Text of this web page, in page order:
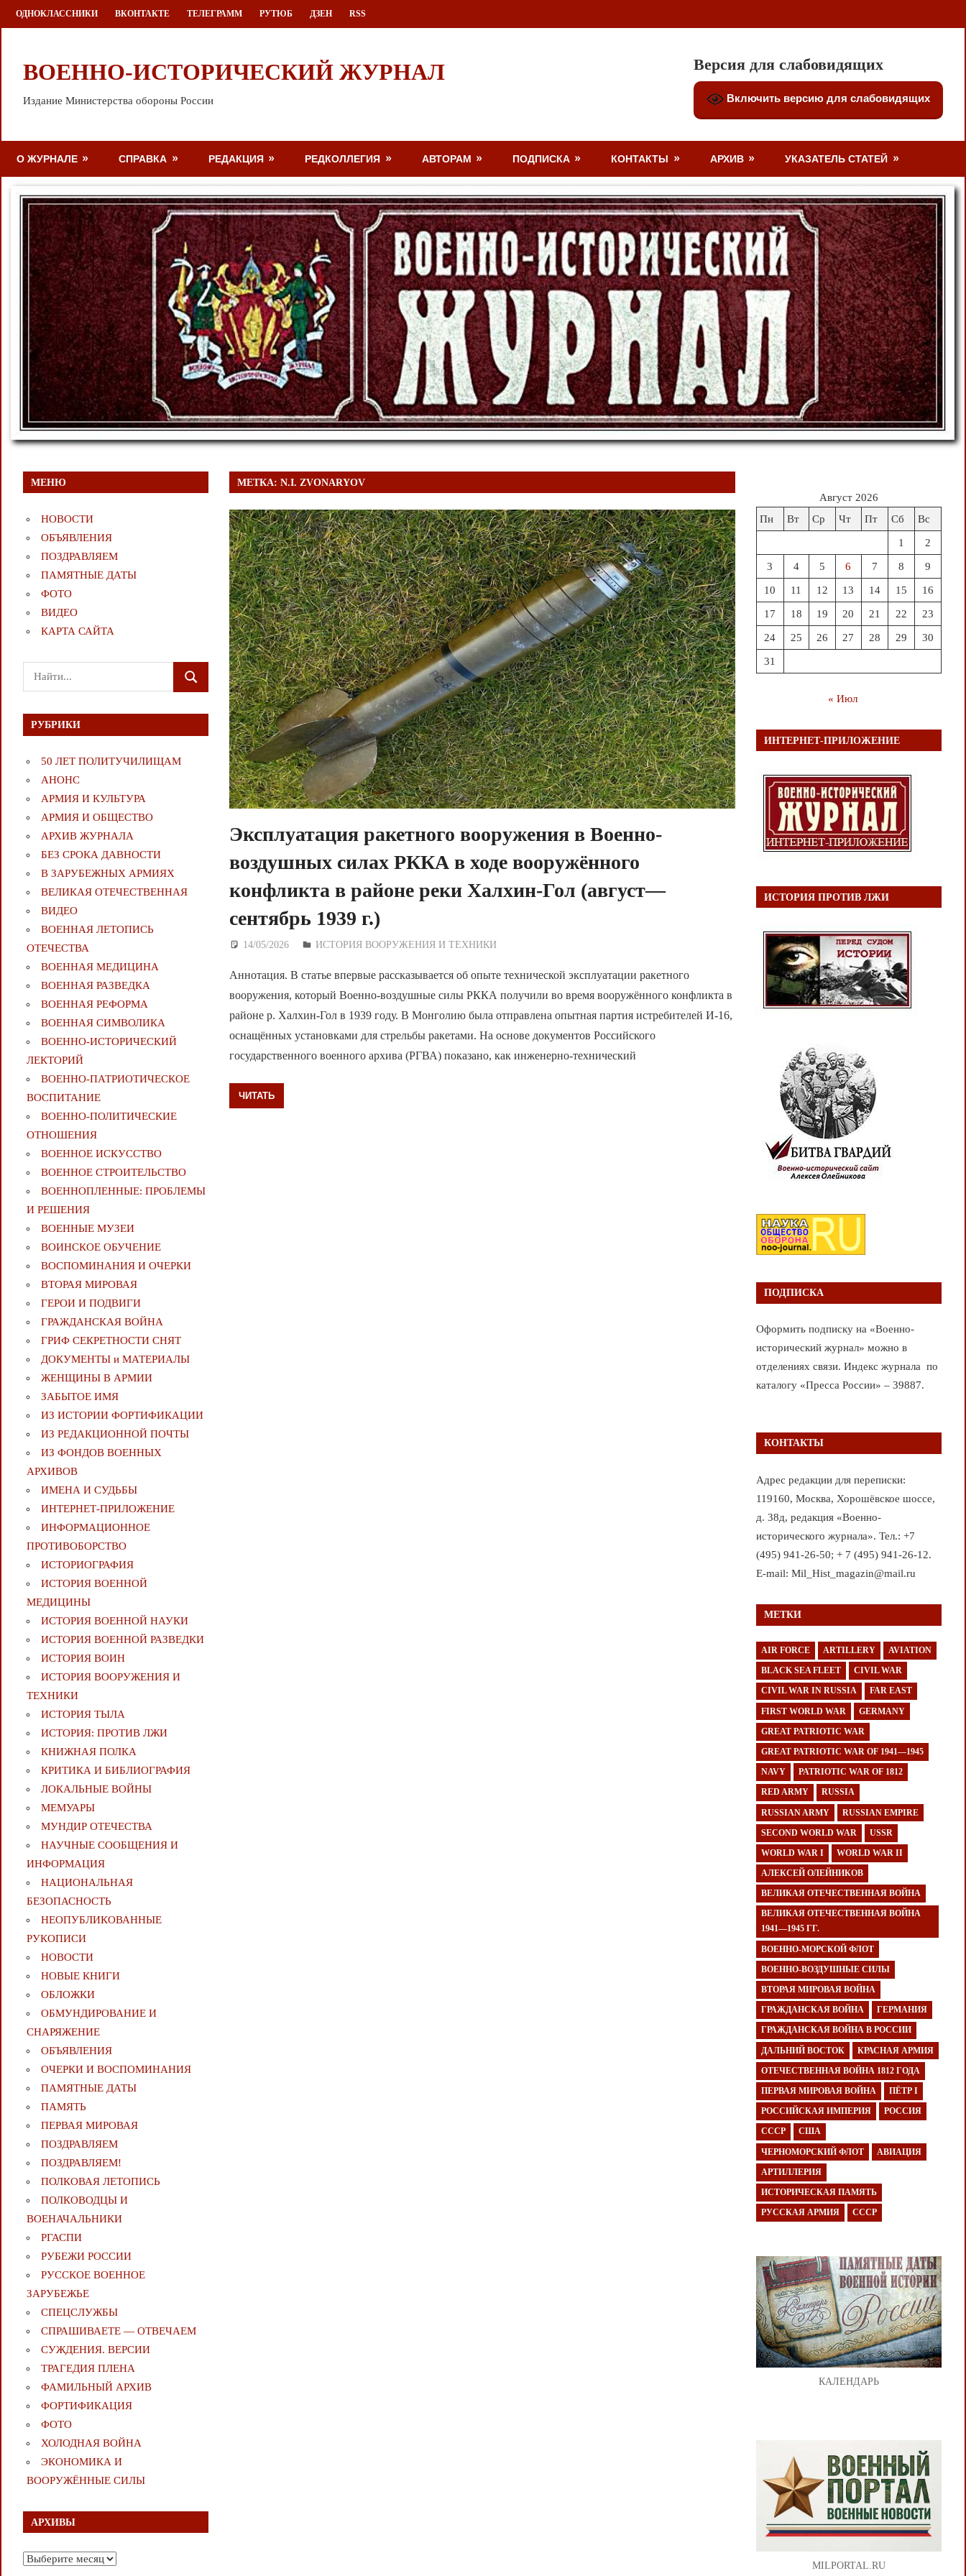
Перейти
к
ОДНОКЛАССНИКИ ВКОНТАКТЕ ТЕЛЕГРАММ РУТЮБ ДЗЕН RSS
ВОЕННО-ИСТОРИЧЕСКИЙ ЖУРНАЛ
Издание Министерства обороны России
Версия для слабовидящих
Включить версию для слабовидящих
О ЖУРНАЛЕ СПРАВКА РЕДАКЦИЯ РЕДКОЛЛЕГИЯ АВТОРАМ ПОДПИСКА КОНТАКТЫ АРХИВ УКАЗАТЕЛЬ СТАТЕЙ
МЕТКА:N.I. ZVONARYOV
Эксплуатация ракетного вооружения в Военно-
воздушных силах РККА в ходе вооружённого
конфликта в районе реки Халхин-Гол (август—
сентябрь 1939 г.)
14/05/2026 Дежурный по Редакции
ИСТОРИЯ ВООРУЖЕНИЯ И ТЕХНИКИ
Аннотация. В статье впервые рассказывается об опыте технической эксплуатации ракетного
вооружения, который Военно-воздушные силы РККА получили во время вооружённого конфликта в
районе р. Халхин-Гол в 1939 году. В Монголию была отправлена опытная партия истребителей И-16,
оснащённых установками для стрельбы ракетами. На основе документов Российского
государственного военного архива (РГВА) показано, как инженерно-технический
ЧИТАТЬ
МЕНЮ
НОВОСТИ
ОБЪЯВЛЕНИЯ
ПОЗДРАВЛЯЕМ
ПАМЯТНЫЕ ДАТЫ
ФОТО
ВИДЕО
КАРТА САЙТА
Поиск
для:
ПОИСК
РУБРИКИ
50 ЛЕТ ПОЛИТУЧИЛИЩАМ
АНОНС
АРМИЯ И КУЛЬТУРА
АРМИЯ И ОБЩЕСТВО
АРХИВ ЖУРНАЛА
БЕЗ СРОКА ДАВНОСТИ
В ЗАРУБЕЖНЫХ АРМИЯХ
ВЕЛИКАЯ ОТЕЧЕСТВЕННАЯ
ВИДЕО
ВОЕННАЯ ЛЕТОПИСЬ
ОТЕЧЕСТВА
ВОЕННАЯ МЕДИЦИНА
ВОЕННАЯ РАЗВЕДКА
ВОЕННАЯ РЕФОРМА
ВОЕННАЯ СИМВОЛИКА
ВОЕННО-ИСТОРИЧЕСКИЙ
ЛЕКТОРИЙ
ВОЕННО-ПАТРИОТИЧЕСКОЕ
ВОСПИТАНИЕ
ВОЕННО-ПОЛИТИЧЕСКИE
ОТНОШЕНИЯ
ВОЕННОЕ ИСКУССТВО
ВОЕННОЕ СТРОИТЕЛЬСТВО
ВОЕННОПЛЕННЫЕ: ПРОБЛЕМЫ
И РЕШЕНИЯ
ВОЕННЫЕ МУЗЕИ
ВОИНСКОЕ ОБУЧЕНИЕ
ВОСПОМИНАНИЯ И ОЧЕРКИ
ВТОРАЯ МИРОВАЯ
ГЕРОИ И ПОДВИГИ
ГРАЖДАНСКАЯ ВОЙНА
ГРИФ СЕКРЕТНОСТИ СНЯТ
ДОКУМЕНТЫ и МАТЕРИАЛЫ
ЖЕНЩИНЫ В АРМИИ
ЗАБЫТОЕ ИМЯ
ИЗ ИСТОРИИ ФОРТИФИКАЦИИ
ИЗ РЕДАКЦИОННОЙ ПОЧТЫ
ИЗ ФОНДОВ ВОЕННЫХ
АРХИВОВ
ИМЕНА И СУДЬБЫ
ИНТЕРНЕТ-ПРИЛОЖЕНИЕ
ИНФОРМАЦИОННОЕ
ПРОТИВОБОРСТВО
ИСТОРИОГРАФИЯ
ИСТОРИЯ ВОЕННОЙ
МЕДИЦИНЫ
ИСТОРИЯ ВОЕННОЙ НАУКИ
ИСТОРИЯ ВОЕННОЙ РАЗВЕДКИ
ИСТОРИЯ ВОИН
ИСТОРИЯ ВООРУЖЕНИЯ И
ТЕХНИКИ
ИСТОРИЯ ТЫЛА
ИСТОРИЯ: ПРОТИВ ЛЖИ
КНИЖНАЯ ПОЛКА
КРИТИКА И БИБЛИОГРАФИЯ
ЛОКАЛЬНЫЕ ВОЙНЫ
МЕМУАРЫ
МУНДИР ОТЕЧЕСТВА
НАУЧНЫЕ СООБЩЕНИЯ И
ИНФОРМАЦИЯ
НАЦИОНАЛЬНАЯ
БЕЗОПАСНОСТЬ
НЕОПУБЛИКОВАННЫЕ
РУКОПИСИ
НОВОСТИ
НОВЫЕ КНИГИ
ОБЛОЖКИ
ОБМУНДИРОВАНИЕ И
СНАРЯЖЕНИЕ
ОБЪЯВЛЕНИЯ
ОЧЕРКИ И ВОСПОМИНАНИЯ
ПАМЯТНЫЕ ДАТЫ
ПАМЯТЬ
ПЕРВАЯ МИРОВАЯ
ПОЗДРАВЛЯЕМ
ПОЗДРАВЛЯЕМ!
ПОЛКОВАЯ ЛЕТОПИСЬ
ПОЛКОВОДЦЫ И
ВОЕНАЧАЛЬНИКИ
РГАСПИ
РУБЕЖИ РОССИИ
РУССКОЕ ВОЕННОЕ
ЗАРУБЕЖЬЕ
СПЕЦСЛУЖБЫ
СПРАШИВАЕТЕ — ОТВЕЧАЕМ
СУЖДЕНИЯ. ВЕРСИИ
ТРАГЕДИЯ ПЛЕНА
ФАМИЛЬНЫЙ АРХИВ
ФОРТИФИКАЦИЯ
ФОТО
ХОЛОДНАЯ ВОЙНА
ЭКОНОМИКА И
ВООРУЖЁННЫЕ СИЛЫ
АРХИВЫ
Архивы
Август 2026
Пн
Вт Ср Чт Пт Сб Вс
1 2
3 4 5 6 7 8 9
10 11 12 13 14 15 16
17 18 19 20 21 22 23
24 25 26 27 28 29 30
31
« Июл
ИНТЕРНЕТ-ПРИЛОЖЕНИЕ
ИСТОРИЯ ПРОТИВ ЛЖИ
ПОДПИСКА
Оформить подписку на «Военно-
исторический журнал» можно в
отделениях связи. Индекс журнала по
каталогу «Пресса России» – 39887.
КОНТАКТЫ
Адрес редакции для переписки:
119160, Москва, Хорошёвское шоссе,
д. 38д, редакция «Военно-
исторического журнала». Тел.: +7
(495) 941-26-50; + 7 (495) 941-26-12.
E-mail: Mil_Hist_magazin@mail.ru
МЕТКИ
AIR FORCE ARTILLERY AVIATION
BLACK SEA FLEET CIVIL WAR
CIVIL WAR IN RUSSIA FAR EAST
FIRST WORLD WAR GERMANY
GREAT PATRIOTIC WAR
GREAT PATRIOTIC WAR OF 1941—1945
NAVY PATRIOTIC WAR OF 1812
RED ARMY RUSSIA
RUSSIAN ARMY RUSSIAN EMPIRE
SECOND WORLD WAR USSR
WORLD WAR I WORLD WAR II
АЛЕКСЕЙ ОЛЕЙНИКОВ
ВЕЛИКАЯ ОТЕЧЕСТВЕННАЯ ВОЙНА
ВЕЛИКАЯ ОТЕЧЕСТВЕННАЯ ВОЙНА
1941—1945 ГГ.
ВОЕННО-МОРСКОЙ ФЛОТ
ВОЕННО-ВОЗДУШНЫЕ СИЛЫ
ВТОРАЯ МИРОВАЯ ВОЙНА
ГРАЖДАНСКАЯ ВОЙНА ГЕРМАНИЯ
ГРАЖДАНСКАЯ ВОЙНА В РОССИИ
ДАЛЬНИЙ ВОСТОК КРАСНАЯ АРМИЯ
ОТЕЧЕСТВЕННАЯ ВОЙНА 1812 ГОДА
ПЕРВАЯ МИРОВАЯ ВОЙНА ПЁТР I
РОССИЙСКАЯ ИМПЕРИЯ РОССИЯ
СССР США
ЧЕРНОМОРСКИЙ ФЛОТ АВИАЦИЯ
АРТИЛЛЕРИЯ
ИСТОРИЧЕСКАЯ ПАМЯТЬ
РУССКАЯ АРМИЯ СССР
КАЛЕНДАРЬ
MILPORTAL.RU